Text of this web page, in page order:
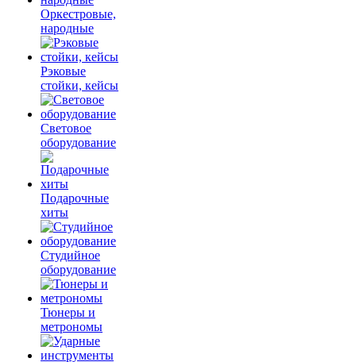
Оркестровые,
народные
Рэковые
стойки, кейсы
Световое
оборудование
Подарочные
хиты
Студийное
оборудование
Тюнеры и
метрономы